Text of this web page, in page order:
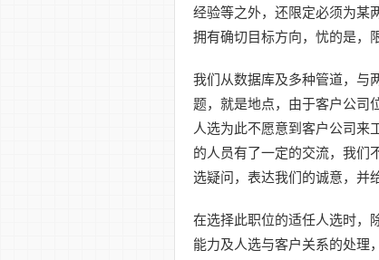
经验等之外，还限定必须为某
拥有确切目标方向，忧的是，
我们从数据库及多种管道，与
题，就是地点，由于客户公司
人选为此不愿意到客户公司来
的人员有了一定的交流，我们
选疑问，表达我们的诚意，并
在选择此职位的适任人选时，
能力及人选与客户关系的处理